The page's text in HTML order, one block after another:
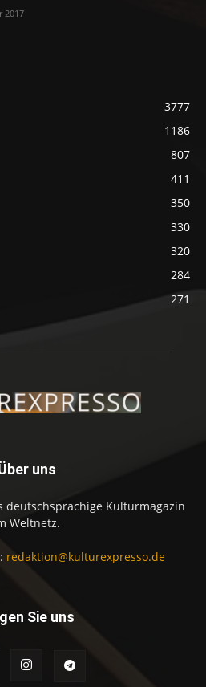
2017
3777
1186
807
411
350
330
320
284
271
uns
deutschsprachige Kulturmagazin
Weltnetz.
redaktion@kulturexpresso.de
Sie uns